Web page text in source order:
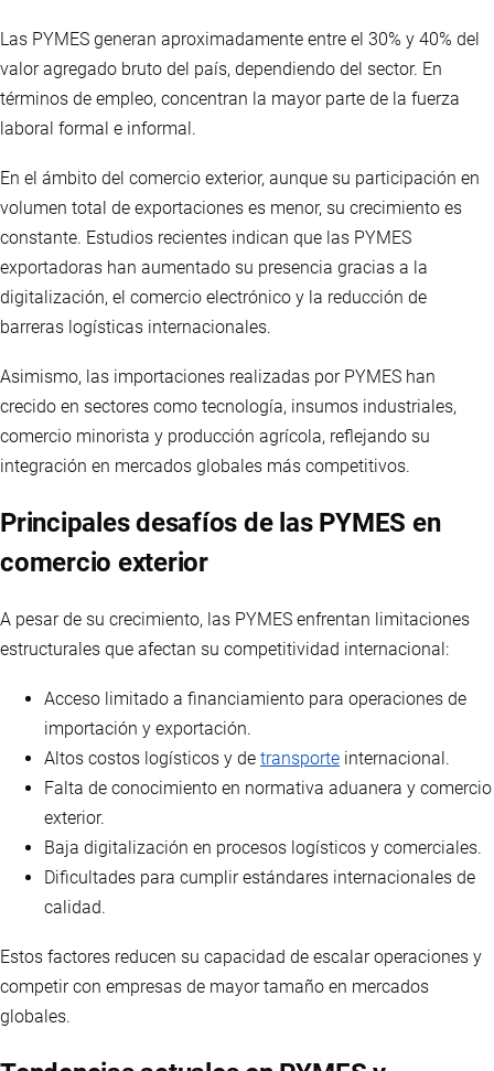
Las PYMES generan aproximadamente entre el 30% y 40% del
valor agregado bruto del país, dependiendo del sector. En
términos de empleo, concentran la mayor parte de la fuerza
laboral formal e informal.
En el ámbito del comercio exterior, aunque su participación en
volumen total de exportaciones es menor, su crecimiento es
constante. Estudios recientes indican que las PYMES
exportadoras han aumentado su presencia gracias a la
digitalización, el comercio electrónico y la reducción de
barreras logísticas internacionales.
Asimismo, las importaciones realizadas por PYMES han
crecido en sectores como tecnología, insumos industriales,
comercio minorista y producción agrícola, reflejando su
integración en mercados globales más competitivos.
Principales desafíos de las PYMES en
comercio exterior
A pesar de su crecimiento, las PYMES enfrentan limitaciones
estructurales que afectan su competitividad internacional:
Acceso limitado a financiamiento para operaciones de
importación y exportación.
Altos costos logísticos y de transporte internacional.
Falta de conocimiento en normativa aduanera y comercio
exterior.
Baja digitalización en procesos logísticos y comerciales.
Dificultades para cumplir estándares internacionales de
calidad.
Estos factores reducen su capacidad de escalar operaciones y
competir con empresas de mayor tamaño en mercados
globales.